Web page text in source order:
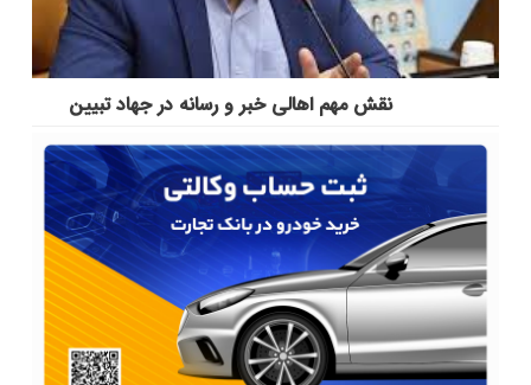
نقش مهم اهالی خبر و رسانه در جهاد تبیین